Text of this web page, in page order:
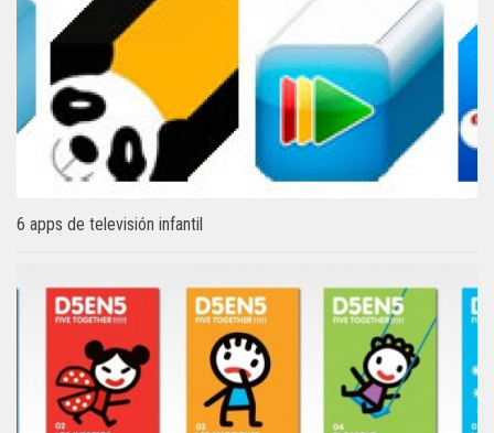
6 apps de televisión infantil